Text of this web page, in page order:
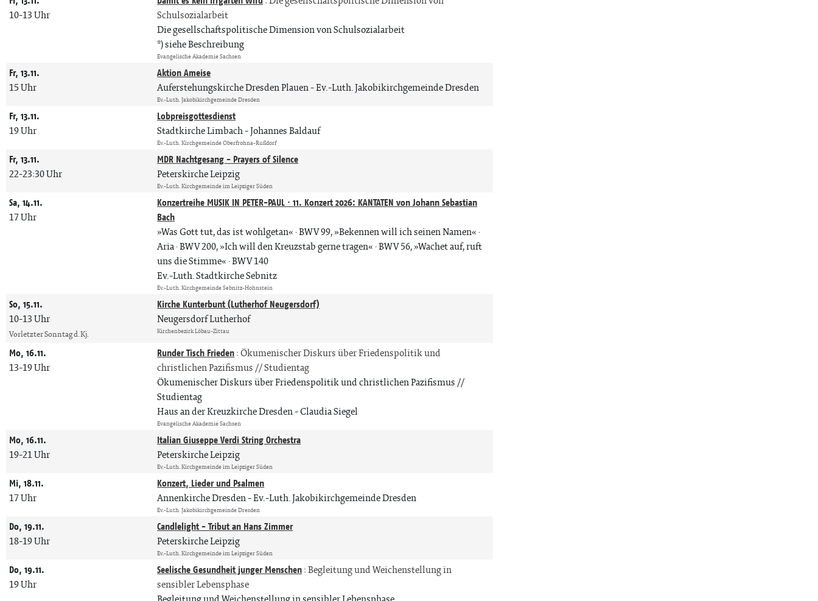
10-13 Uhr
Schulsozialarbeit
Die gesellschaftspolitische Dimension von Schulsozialarbeit
*) siehe Beschreibung
Evangelische Akademie Sachsen
Fr, 13.11.
15 Uhr
Aktion Ameise
Auferstehungskirche Dresden Plauen Ev.-Luth. Jakobikirchgemeinde Dresden
Ev.-Luth. Jakobikirchgemeinde Dresden
Fr, 13.11.
19 Uhr
Lobpreisgottesdienst
Stadtkirche Limbach Johannes Baldauf
Ev.-Luth. Kirchgemeinde Oberfrohna-Rußdorf
Fr, 13.11.
22-23:30 Uhr
MDR Nachtgesang - Prayers of Silence
Peterskirche Leipzig
Ev.-Luth. Kirchgemeinde im Leipziger Süden
Sa, 14.11.
17 Uhr
Konzertreihe MUSIK IN PETER-PAUL · 11. Konzert 2026: KANTATEN von Johann Sebastian
Bach
»Was Gott tut, das ist wohlgetan« · BWV 99, »Bekennen will ich seinen Namen« ·
Aria · BWV 200, »Ich will den Kreuzstab gerne tragen« · BWV 56, »Wachet auf, ruft
uns die Stimme« · BWV 140
Ev.-Luth. Stadtkirche Sebnitz
Ev.-Luth. Kirchgemeinde Sebnitz-Hohnstein
So, 15.11.
10-13 Uhr
Vorletzter Sonntag d. Kj.
Kirche Kunterbunt (Lutherhof Neugersdorf)
Neugersdorf Lutherhof
Kirchenbezirk Löbau-Zittau
Mo, 16.11.
13-19 Uhr
Runder Tisch Frieden:Ökumenischer Diskurs über Friedenspolitik und
christlichen Pazifismus // Studientag
Ökumenischer Diskurs über Friedenspolitik und christlichen Pazifismus //
Studientag
Haus an der Kreuzkirche Dresden Claudia Siegel
Evangelische Akademie Sachsen
Mo, 16.11.
19-21 Uhr
Italian Giuseppe Verdi String Orchestra
Peterskirche Leipzig
Ev.-Luth. Kirchgemeinde im Leipziger Süden
Mi, 18.11.
17 Uhr
Konzert, Lieder und Psalmen
Annenkirche Dresden Ev.-Luth. Jakobikirchgemeinde Dresden
Ev.-Luth. Jakobikirchgemeinde Dresden
Do, 19.11.
18-19 Uhr
Candlelight - Tribut an Hans Zimmer
Peterskirche Leipzig
Ev.-Luth. Kirchgemeinde im Leipziger Süden
Do, 19.11.
19 Uhr
Seelische Gesundheit junger Menschen:Begleitung und Weichenstellung in
sensibler Lebensphase